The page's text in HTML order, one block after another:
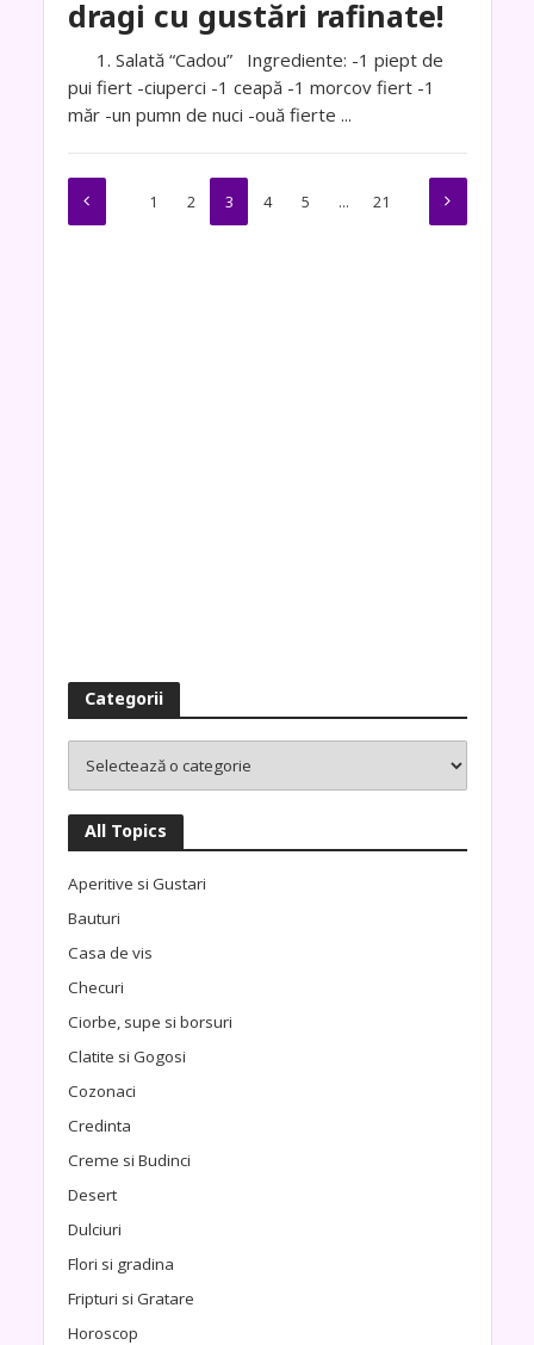
dragi cu gustări rafinate!
1. Salată “Cadou” Ingrediente: -1 piept de
pui fiert -ciuperci -1 ceapă -1 morcov fiert -1
măr -un pumn de nuci -ouă fierte ...
1 2 3 4 5 … 21
Categorii
All Topics
Aperitive si Gustari
Bauturi
Casa de vis
Checuri
Ciorbe, supe si borsuri
Clatite si Gogosi
Cozonaci
Credinta
Creme si Budinci
Desert
Dulciuri
Flori si gradina
Fripturi si Gratare
Horoscop